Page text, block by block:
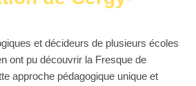
et décideurs de plusieurs écoles
ont pu découvrir la Fresque de
approche pédagogique unique et